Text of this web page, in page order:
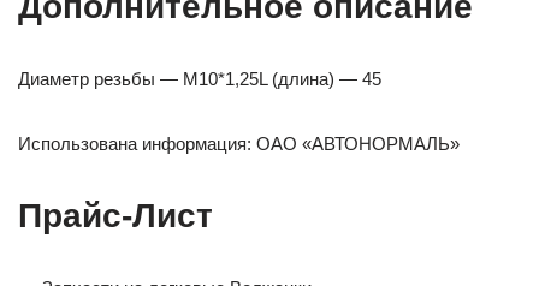
Диаметр резьбы — М10*1,25L (длина) — 45
Использована информация: ОАО «АВТОНОРМАЛЬ»
Прайс-Лист